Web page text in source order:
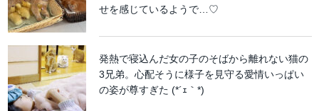
せを感じているようで…♡
発熱で寝込んだ女の子のそばから離れない猫の
3兄弟。心配そうに様子を見守る愛情いっぱい
の姿が尊すぎた (*´ｪ｀*)